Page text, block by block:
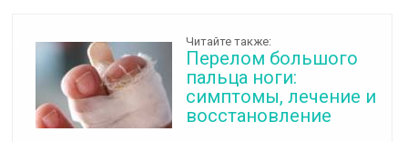
Читайте также:
Перелом большого
пальца ноги:
симптомы, лечение и
восстановление